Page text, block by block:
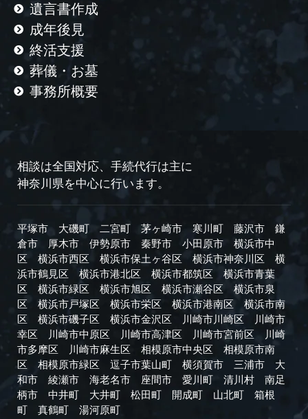
遺言書作成
成年後見
終活支援
葬儀・お墓
事務所概要
相談は全国対応、手続代行は主に
神奈川県を中心に行います。
平塚市 大磯町 二宮町 茅ヶ崎市 寒川町 藤沢市
鎌
倉市
厚木市 伊勢原市 秦野市 小田原市
横浜市中
区
横浜市西区 横浜市保土ヶ谷区 横浜市神奈川区
横
浜市鶴見区
横浜市港北区 横浜市都筑区
横浜市青葉
区
横浜市緑区 横浜市旭区 横浜市瀬谷区
横浜市泉
区
横浜市戸塚区 横浜市栄区 横浜市港南区
横浜市南
区
横浜市磯子区 横浜市金沢区 川崎市川崎区
川崎市
幸区
川崎市中原区 川崎市高津区 川崎市宮前区
川崎
市多摩区
川崎市麻生区 相模原市中央区
相模原市南
区
相模原市緑区 逗子市葉山町 横須賀市 三浦市
大
和市
綾瀬市 海老名市 座間市 愛川町 清川村
南足
柄市
中井町 大井町 松田町 開成町 山北町
箱根
町
真鶴町 湯河原町